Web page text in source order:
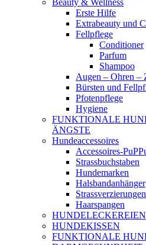
Beauty & Wellness
Erste Hilfe
Extrabeauty und
Fellpflege
Conditioner
Parfum
Shampoo
Augen – Ohren –
Bürsten und
Pfotenpflege
Hygiene
FUNKTIONALE
ÄNGSTE
Hundeaccessoires
Accessoires-
Strassbuchstaben
Hundemarken
Halsbandanhänger
Strassverzierungen
Haarspangen
HUNDELECKEREIEN
HUNDEKISSEN
FUNKTIONALE